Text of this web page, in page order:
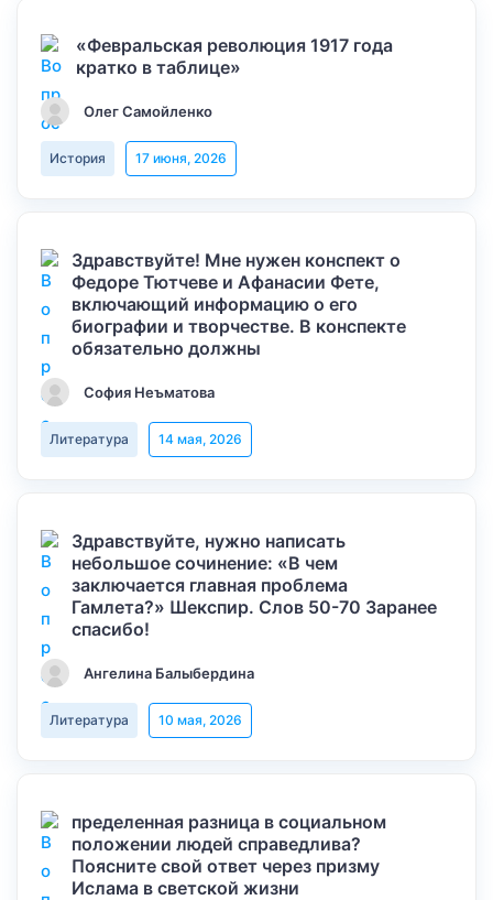
«Февральская революция 1917 года
кратко в таблице»
Олег Самойленко
История 17 июня, 2026
Здравствуйте! Мне нужен конспект о
Федоре Тютчеве и Афанасии Фете,
включающий информацию о его
биографии и творчестве. В конспекте
обязательно должны
София Неъматова
Литература 14 мая, 2026
Здравствуйте, нужно написать
небольшое сочинение: «В чем
заключается главная проблема
Гамлета?» Шекспир. Слов 50-70 Заранее
спасибо!
Ангелина Балыбердина
Литература 10 мая, 2026
пределенная разница в социальном
положении людей справедлива?
Поясните свой ответ через призму
Ислама в светской жизни